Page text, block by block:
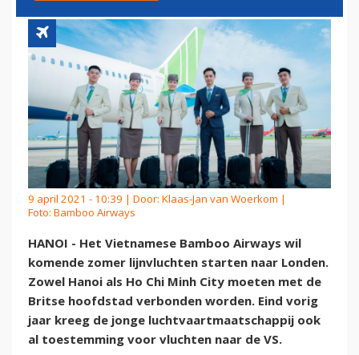
9 april 2021 - 10:39 | Door: Klaas-Jan van Woerkom |
Foto: Bamboo Airways
HANOI - Het Vietnamese Bamboo Airways wil
komende zomer lijnvluchten starten naar Londen.
Zowel Hanoi als Ho Chi Minh City moeten met de
Britse hoofdstad verbonden worden. Eind vorig
jaar kreeg de jonge luchtvaartmaatschappij ook
al toestemming voor vluchten naar de VS.